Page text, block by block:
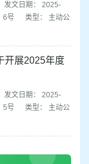
发文日期： 2025-
6号
类型： 主动公
开展2025年度
发文日期： 2025-
5号
类型： 主动公